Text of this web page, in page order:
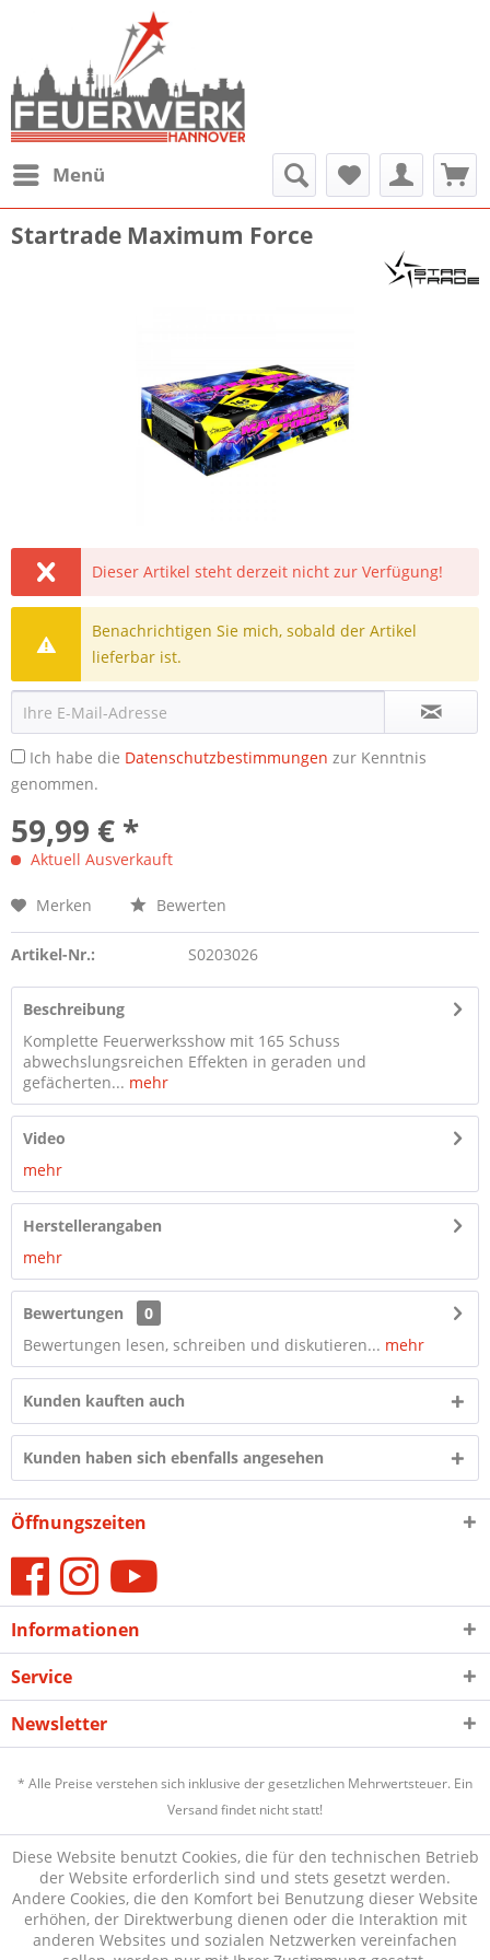
Menü
Startrade Maximum Force
Dieser Artikel steht derzeit nicht zur Verfügung!
Benachrichtigen Sie mich, sobald der Artikel
lieferbar ist.
Ich habe die Datenschutzbestimmungen zur Kenntnis
genommen.
59,99 € *
Aktuell Ausverkauft
Merken Bewerten
Artikel-Nr.: S0203026
Beschreibung
Komplette Feuerwerksshow mit 165 Schuss
abwechslungsreichen Effekten in geraden und
gefächerten... mehr
Video
mehr
Herstellerangaben
mehr
Bewertungen
0
Bewertungen lesen, schreiben und diskutieren... mehr
Kunden kauften auch
Kunden haben sich ebenfalls angesehen
Öffnungszeiten
Informationen
Service
Newsletter
* Alle Preise verstehen sich inklusive der gesetzlichen Mehrwertsteuer. Ein
Versand findet nicht statt!
Diese Website benutzt Cookies, die für den technischen Betrieb
der Website erforderlich sind und stets gesetzt werden.
Andere Cookies, die den Komfort bei Benutzung dieser Website
erhöhen, der Direktwerbung dienen oder die Interaktion mit
anderen Websites und sozialen Netzwerken vereinfachen